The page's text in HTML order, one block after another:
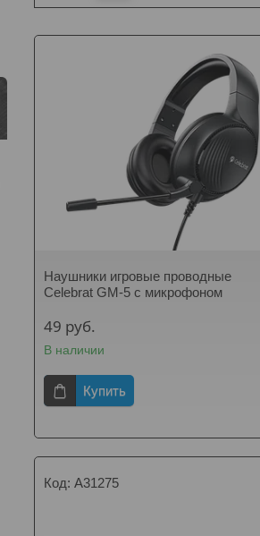
Наушники игровые проводные
Celebrat GM-5 с микрофоном
49 руб.
В наличии
Купить
A31275